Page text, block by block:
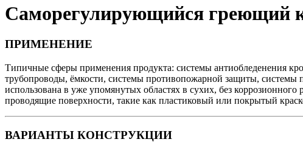
Саморегулирующийся греющий
ПРИМЕНЕНИЕ
Типичные сферы применения продукта: системы антиобледенения
трубопроводы, ёмкости, системы противопожарной защиты, системы
использована в уже упомянутых областях в сухих, без коррозионного
проводящие поверхности, такие как пластиковый или покрытый
ВАРИАНТЫ КОНСТРУКЦИИ